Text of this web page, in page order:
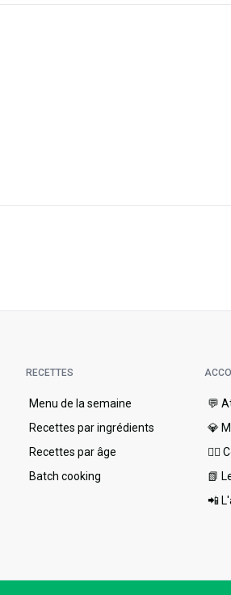
RECETTES
Menu de la semaine​
Recettes par ingrédients
Recettes par âge
Batch cooking
💬
💎
👩‍⚕️
📗
📲